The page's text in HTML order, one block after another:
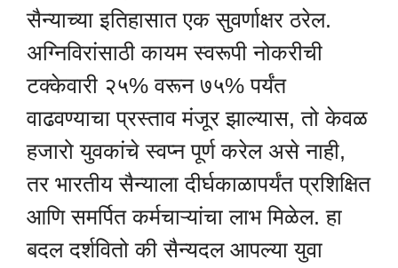
सैन्याच्या इतिहासात एक सुवर्णाक्षर ठरेल.
अग्निविरांसाठी कायम स्वरूपी नोकरीची
टक्केवारी २५% वरून ७५% पर्यंत
वाढवण्याचा प्रस्ताव मंजूर झाल्यास, तो केवळ
हजारो युवकांचे स्वप्न पूर्ण करेल असे नाही,
तर भारतीय सैन्याला दीर्घकाळापर्यंत प्रशिक्षित
आणि समर्पित कर्मचाऱ्यांचा लाभ मिळेल. हा
बदल दर्शवितो की सैन्यदल आपल्या युवा